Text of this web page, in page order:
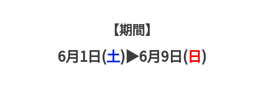
【期間】
6月1日(土)▶6月9日(日)